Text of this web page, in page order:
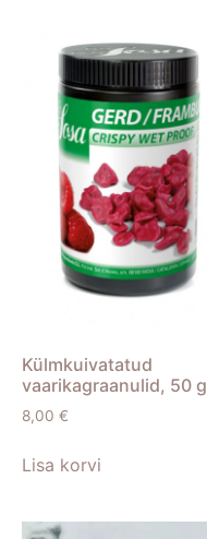
Külmkuivatatud
vaarikagraanulid, 50 g
8,00 €
Lisa korvi